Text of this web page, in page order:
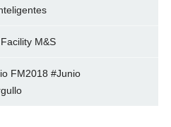
M&S
FM2018 #Junio